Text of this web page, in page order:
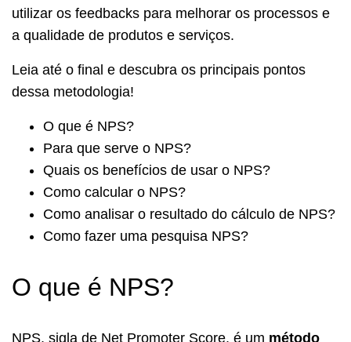
utilizar os feedbacks para melhorar os processos e
a qualidade de produtos e serviços.
Leia até o final e descubra os principais pontos
dessa metodologia!
O que é NPS?
Para que serve o NPS?
Quais os benefícios de usar o NPS?
Como calcular o NPS?
Como analisar o resultado do cálculo de NPS?
Como fazer uma pesquisa NPS?
O que é NPS?
NPS, sigla de Net Promoter Score, é um método